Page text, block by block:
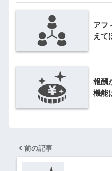
アフ
えて
報酬
機能
前の記事